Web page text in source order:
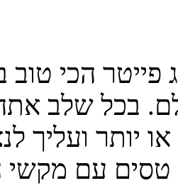
כדוג פייטר הכי
בכל שלב
יותר ועליך
עם מקשי